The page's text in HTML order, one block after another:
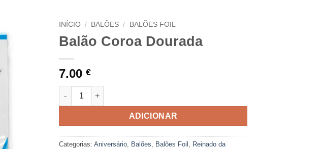
INÍCIO / BALÕES / BALÕES FOIL
Balão Coroa Dourada
7.00€
Quantidade de Balão Coroa Dourada
ADICIONAR
Categorias:Aniversário Balões Balões Foil
Reinado da